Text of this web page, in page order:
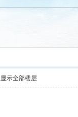
显示全部楼层